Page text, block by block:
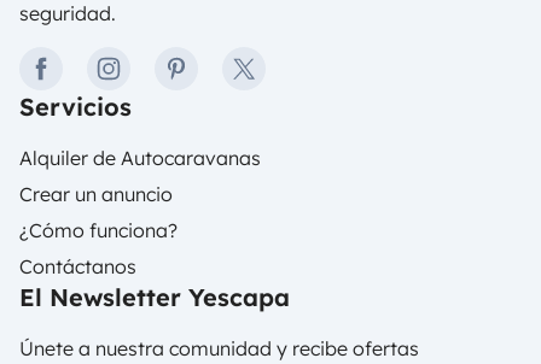
seguridad.
facebookinstagrampinteresttwitter
Servicios
Alquiler de Autocaravanas
Crear un anuncio
¿Cómo funciona?
Contáctanos
El Newsletter Yescapa
Únete a nuestra comunidad y recibe ofertas